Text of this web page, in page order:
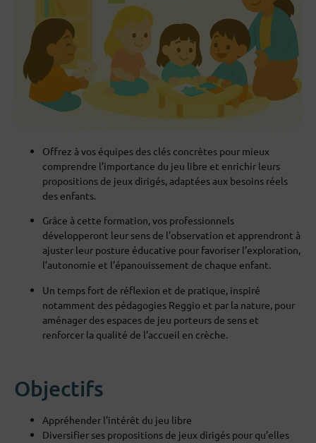
Offrez à vos équipes des clés concrètes pour mieux
comprendre l’importance du jeu libre et enrichir leurs
propositions de jeux dirigés, adaptées aux besoins réels
des enfants.
Grâce à cette formation, vos professionnels
développeront leur sens de l’observation et apprendront à
ajuster leur posture éducative pour favoriser l’exploration,
l’autonomie et l’épanouissement de chaque enfant.
Un temps fort de réflexion et de pratique, inspiré
notamment des pédagogies Reggio et par la nature, pour
aménager des espaces de jeu porteurs de sens et
renforcer la qualité de l’accueil en crèche.
Objectifs
Appréhender l’intérêt du jeu libre
Diversifier ses propositions de jeux dirigés pour qu’elles